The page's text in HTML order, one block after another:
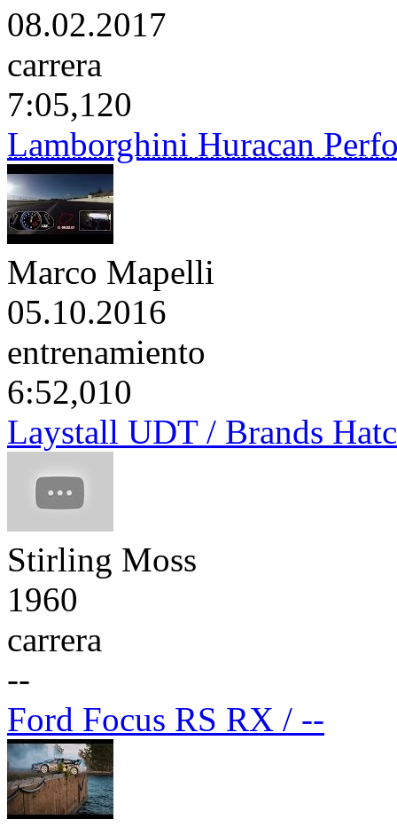
08.02.2017
carrera
7:05,120
Lamborghini Huracan
Marco Mapelli
05.10.2016
entrenamiento
6:52,010
Laystall UDT / Brands
Stirling Moss
1960
carrera
--
Ford Focus RS RX / --